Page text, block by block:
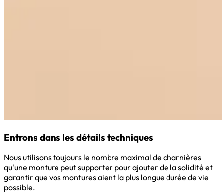
Entrons dans les détails techniques
Nous utilisons toujours le nombre maximal de charnières
qu'une monture peut supporter pour ajouter de la solidité et
garantir que vos montures aient la plus longue durée de vie
possible.